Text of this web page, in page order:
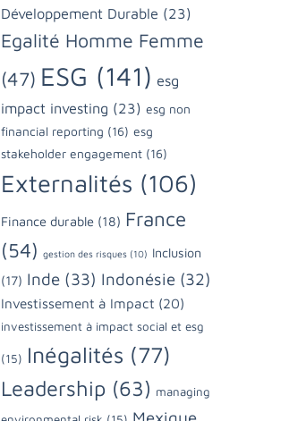
Développement Durable (23)
Egalité Homme Femme
(47) ESG (141) esg
impact investing (23) esg non
financial reporting (16) esg
stakeholder engagement (16)
Externalités (106)
Finance durable (18) France
(54) gestion des risques (10) Inclusion
(17) Inde (33) Indonésie (32)
Investissement à Impact (20)
investissement à impact social et esg
(15) Inégalités (77)
Leadership (63) managing
Mexique